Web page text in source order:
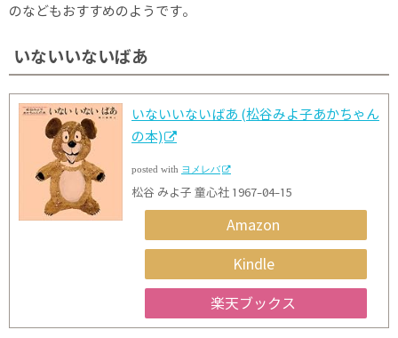
のなどもおすすめのようです。
いないいないばあ
いないいないばあ (松谷みよ子あかちゃん
の本)
posted with ヨメレバ
松谷 みよ子 童心社 1967-04-15
Amazon
Kindle
楽天ブックス